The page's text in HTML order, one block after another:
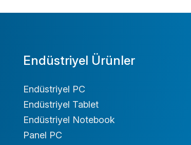
Endüstriyel Ürünler
Endüstriyel PC
Endüstriyel Tablet
Endüstriyel Notebook
Panel PC